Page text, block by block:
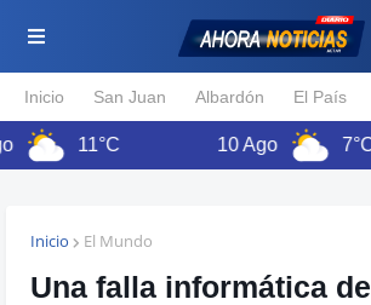
Inicio San Juan Albardón El País
11°C 10 Ago 7°C
Inicio El Mundo
Una falla informática de